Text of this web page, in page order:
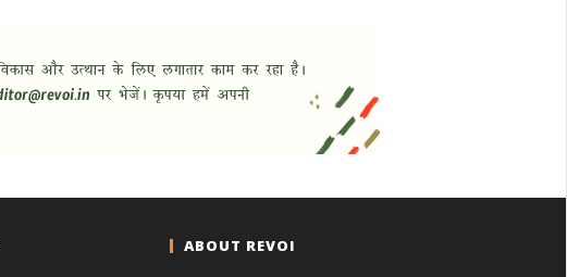
ABOUT REVOI